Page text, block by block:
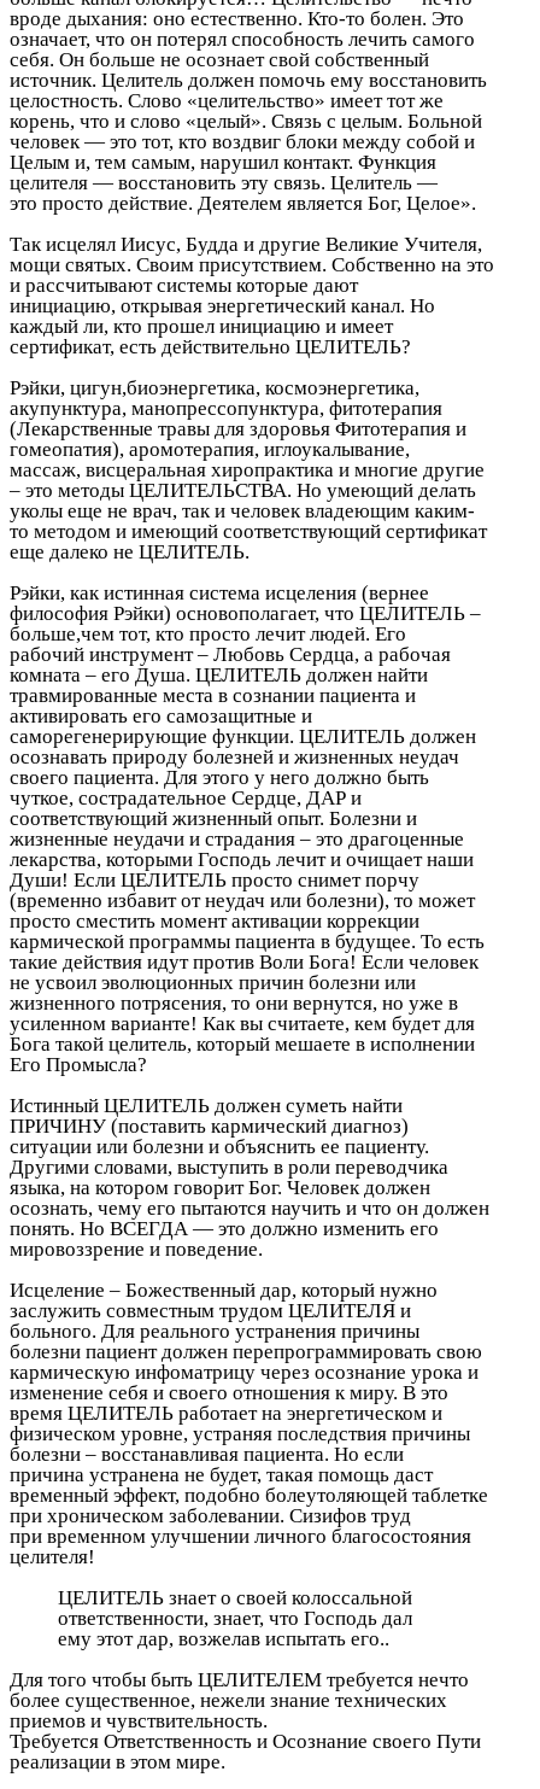
вроде дыхания: оно естественно. Кто-то болен. Это
означает, что он потерял способность лечить самого
себя. Он больше не осознает свой собственный
источник. Целитель должен помочь ему восстановить
целостность. Слово «целительство» имеет тот же
корень, что и слово «целый». Связь с целым. Больной
человек — это тот, кто воздвиг блоки между собой и
Целым и, тем самым, нарушил контакт. Функция
целителя — восстановить эту связь. Целитель —
это просто действие. Деятелем является Бог, Целое».
Так исцелял Иисус, Будда и другие Великие Учителя,
мощи святых. Своим присутствием. Собственно на это
и рассчитывают системы которые дают
инициацию, открывая энергетический канал. Но
каждый ли, кто прошел инициацию и имеет
сертификат, есть действительно ЦЕЛИТЕЛЬ?
Рэйки, цигун,биоэнергетика, космоэнергетика,
акупунктура, манопрессопунктура, фитотерапия
(Лекарственные травы для здоровья Фитотерапия и
гомеопатия), аромотерапия, иглоукалывание,
массаж, висцеральная хиропрактика и многие другие
– это методы ЦЕЛИТЕЛЬСТВА. Но умеющий делать
уколы еще не врач, так и человек владеющим каким-
то методом и имеющий соответствующий сертификат
еще далеко не ЦЕЛИТЕЛЬ.
Рэйки, как истинная система исцеления (вернее
философия Рэйки) основополагает, что ЦЕЛИТЕЛЬ –
больше,чем тот, кто просто лечит людей. Его
рабочий инструмент – Любовь Сердца, а рабочая
комната – его Душа. ЦЕЛИТЕЛЬ должен найти
травмированные места в сознании пациента и
активировать его самозащитные и
саморегенерирующие функции. ЦЕЛИТЕЛЬ должен
осознавать природу болезней и жизненных неудач
своего пациента. Для этого у него должно быть
чуткое, сострадательное Сердце, ДАР и
соответствующий жизненный опыт. Болезни и
жизненные неудачи и страдания – это драгоценные
лекарства, которыми Господь лечит и очищает наши
Души! Если ЦЕЛИТЕЛЬ просто снимет порчу
(временно избавит от неудач или болезни), то может
просто сместить момент активации коррекции
кармической программы пациента в будущее. То есть
такие действия идут против Воли Бога! Если человек
не усвоил эволюционных причин болезни или
жизненного потрясения, то они вернутся, но уже в
усиленном варианте! Как вы считаете, кем будет для
Бога такой целитель, который мешаете в исполнении
Его Промысла?
Истинный ЦЕЛИТЕЛЬ должен суметь найти
ПРИЧИНУ (поставить кармический диагноз)
ситуации или болезни и объяснить ее пациенту.
Другими словами, выступить в роли переводчика
языка, на котором говорит Бог. Человек должен
осознать, чему его пытаются научить и что он должен
понять. Но ВСЕГДА — это должно изменить его
мировоззрение и поведение.
Исцеление – Божественный дар, который нужно
заслужить совместным трудом ЦЕЛИТЕЛЯ и
больного. Для реального устранения причины
болезни пациент должен перепрограммировать свою
кармическую инфоматрицу через осознание урока и
изменение себя и своего отношения к миру. В это
время ЦЕЛИТЕЛЬ работает на энергетическом и
физическом уровне, устраняя последствия причины
болезни – восстанавливая пациента. Но если
причина устранена не будет, такая помощь даст
временный эффект, подобно болеутоляющей таблетке
при хроническом заболевании. Сизифов труд
при временном улучшении личного благосостояния
целителя!
ЦЕЛИТЕЛЬ знает о своей колоссальной
ответственности, знает, что Господь дал
ему этот дар, возжелав испытать его..
Для того чтобы быть ЦЕЛИТЕЛЕМ требуется нечто
более существенное, нежели знание технических
приемов и чувствительность.
Требуется Ответственность и Осознание своего Пути
реализации в этом мире.